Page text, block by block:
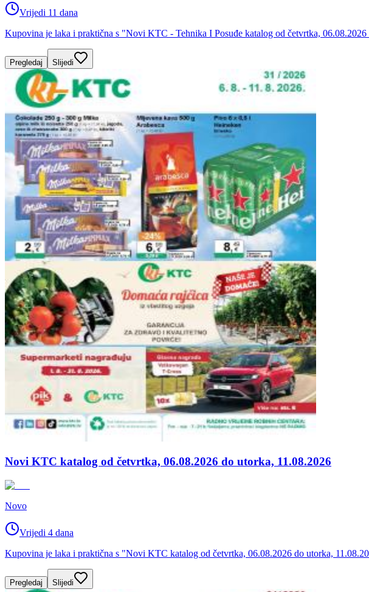
Vrijedi 11 dana
Kupovina je laka i praktična s "Novi KTC - Tehnika I Posuđe katalog od četvrtka,
Pregledaj Slijedi
Novi KTC katalog od četvrtka, 06.08.2026 do utorka, 11.08.2026
Novo
Vrijedi 4 dana
Kupovina je laka i praktična s "Novi KTC katalog od četvrtka, 06.08.2026 do utorka,
Pregledaj Slijedi